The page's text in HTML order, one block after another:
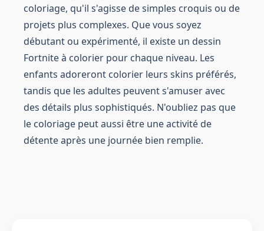
coloriage, qu'il s'agisse de simples croquis ou de
projets plus complexes. Que vous soyez
débutant ou expérimenté, il existe un dessin
Fortnite à colorier pour chaque niveau. Les
enfants adoreront colorier leurs skins préférés,
tandis que les adultes peuvent s'amuser avec
des détails plus sophistiqués. N'oubliez pas que
le coloriage peut aussi être une activité de
détente après une journée bien remplie.